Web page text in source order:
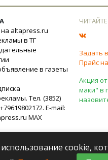
altapress.ru
в ТГ
в газеты
Тел. (3852)
E-mail:
MAX
Задать
Прайс
Акция
маки" в
cookie,